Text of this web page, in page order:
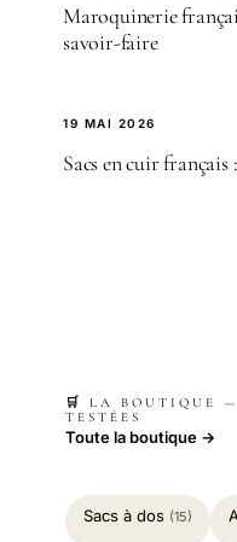
Maroquinerie
savoir-faire
19 MAI 2026
Sacs en cuir
🛒 LA BOUTIQUE —
TESTÉES
Toute la boutique →
Sacs à dos (15)